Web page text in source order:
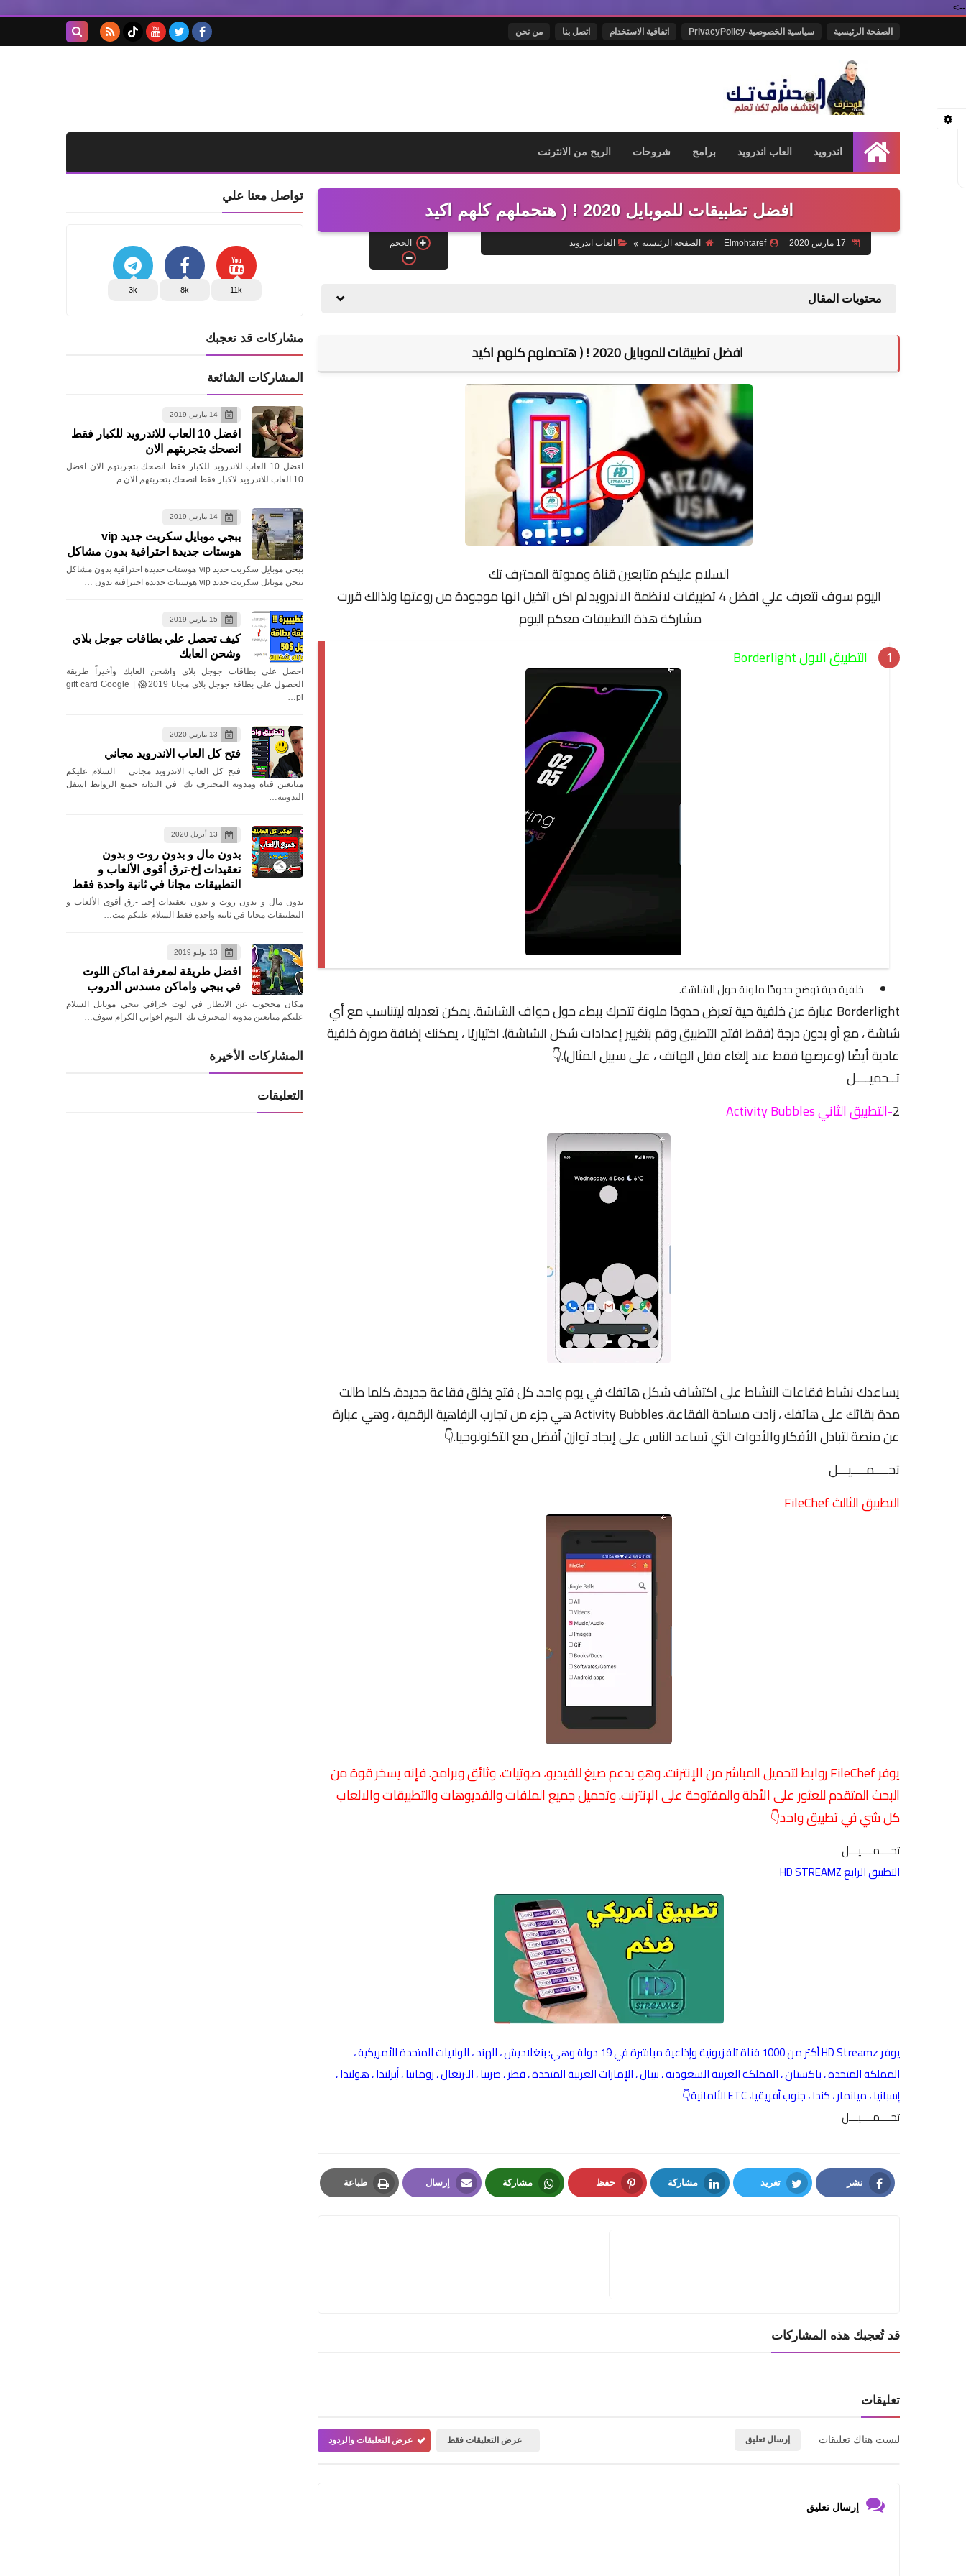
-->
الصفحة الرئيسية سياسية الخصوصية-PrivacyPolicy اتفاقية الاستخدام اتصل بنا من نحن
الرئيسية
اندرويد العاب اندرويد برامج شروحات الربح من الانترنت
افضل تطبيقات للموبايل 2020 ! ( هتحملهم كلهم اكيد
Elmohtaref الصفحة الرئيسية العاب اندرويد الحجم
محتويات المقال
افضل تطبيقات للموبايل 2020 ! ( هتحملهم كلهم اكيد
السلام عليكم متابعين قناة ومدوتة المحترف تك
اليوم سوف نتعرف علي افضل 4 تطبيقات لانظمة الاندرويد لم اكن اتخيل انها موجودة من روعتها ولذالك قررت
مشاركة هذة التطبيقات معكم اليوم
التطبيق الاول Borderlight
خلفية حية توضح حدودًا ملونة حول الشاشة.
Borderlight عبارة عن خلفية حية تعرض حدودًا ملونة تتحرك ببطء حول حواف الشاشة. يمكن تعديله ليتناسب مع أي
شاشة ، مع أو بدون درجة (فقط افتح التطبيق وقم بتغيير إعدادات شكل الشاشة). اختياريًا ، يمكنك إضافة صورة خلفية
عادية أيضًا (وعرضها فقط عند إلغاء قفل الهاتف ، على سبيل المثال).👇
تــحميــــل
2-التطبيق الثاني Activity Bubbles
يساعدك نشاط فقاعات النشاط على اكتشاف شكل هاتفك في يوم واحد. كل فتح يخلق فقاعة جديدة. كلما طالت
مدة بقائك على هاتفك ، زادت مساحة الفقاعة. Activity Bubbles هي جزء من تجارب الرفاهية الرقمية ، وهي عبارة
عن منصة لتبادل الأفكار والأدوات التي تساعد الناس على إيجاد توازن أفضل مع التكنولوجيا.👇
تحــــمــــيـــل
التطبيق الثالث FileChef
يوفر FileChef روابط لتحميل المباشر من الإنترنت. وهو يدعم صيغ للفيديو، صوتيات، وثائق وبرامج. فإنه يسخر قوة من
البحث المتقدم للعثور على الأدلة والمفتوحة على الإنترنت. وتحميل جميع الملفات والفديوهات والتطبيقات والالعاب
كل شي في تطبيق واحد👇
تحــــمــــيـــل
التطبيق الرابع HD STREAMZ
يوفر HD Streamz أكثر من 1000 قناة تلفزيونية وإذاعية مباشرة في 19 دولة وهي: بنغلاديش ، الهند ، الولايات المتحدة الأمريكية ،
المملكة المتحدة ، باكستان ، المملكة العربية السعودية ، نيبال ، الإمارات العربية المتحدة ، قطر ، صربيا ، البرتغال ، رومانيا ، أيرلندا ، هولندا ،
إسبانيا ، ميانمار ، كندا ، جنوب أفريقيا، ETC الألمانية👇
تحــــمــــيـــل
نشر تغريد مشاركة حفظ مشاركة إرسال طباعة
قد تُعجبك هذه المشاركات
تعليقات
ليست هناك تعليقات إرسال تعليق عرض التعليقات فقط عرض التعليقات والردود
إرسال تعليق
تواصل معنا علي
11k
8k
3k
مشاركات قد تعجبك
المشاركات الشائعة
14 مارس 2019
افضل 10 العاب للاندرويد للكبار فقط
انصحك بتجربتهم الان
افضل 10 العاب للاندرويد للكبار فقط انصحك بتجربتهم الان افضل
10 العاب للاندرويد لاكبار فقط انصحك بتجربتهم الان م…
14 مارس 2019
ببجي موبايل سكربت جديد vip
هوستات جديدة احترافية بدون مشاكل
ببجي موبايل سكربت جديد vip هوستات جديدة احترافية بدون مشاكل
ببجي موبايل سكربت جديد vip هوستات جديدة احترافية بدون …
15 مارس 2019
كيف تحصل علي بطاقات جوجل بلاي
وشحن العابك
احصل على بطاقات جوجل بلاي واشحن العابك وأخيراً طريقة
الحصول على بطاقة جوجل بلاي مجانا 2019😱 | gift card Google
pl…
13 مارس 2020
فتح كل العاب الاندرويد مجاني
فتح كل العاب الاندرويد مجاني السلام عليكم
متابعين قناة ومدونة المحترف تك في البداية جميع الروابط اسفل
التدوينة…
13 أبريل 2020
بدون مال و بدون روت و بدون
تعقيدات إخ-ترق أقوى الألعاب و
التطبيقات مجانا في ثانية واحدة فقط
بدون مال و بدون روت و بدون تعقيدات إختـ -رق أقوى الألعاب و
التطبيقات مجانا في ثانية واحدة فقط السلام عليكم مت…
13 يوليو 2019
افضل طريقة لمعرفة اماكن اللوت
في ببجي واماكن مسدس الدروب
مكان محجوب عن الانظار في لوت خرافي ببجي موبايل السلام
عليكم متابعين مدونة المحترف تك اليوم اخواني الكرام سوف…
المشاركات الأخيرة
التعليقات